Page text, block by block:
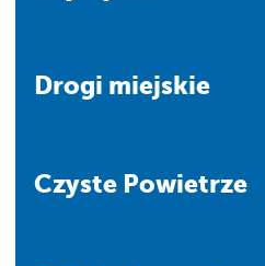
Drogi miejskie
Czyste Powietrze